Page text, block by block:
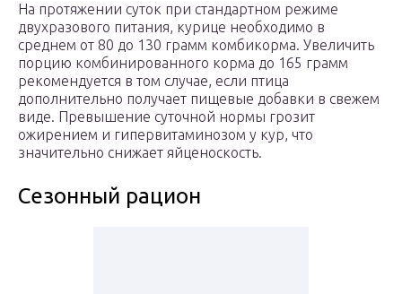
На протяжении суток при стандартном режиме
двухразового питания, курице необходимо в
среднем от 80 до 130 грамм комбикорма. Увеличить
порцию комбинированного корма до 165 грамм
рекомендуется в том случае, если птица
дополнительно получает пищевые добавки в свежем
виде. Превышение суточной нормы грозит
ожирением и гипервитаминозом у кур, что
значительно снижает яйценоскость.
Сезонный рацион